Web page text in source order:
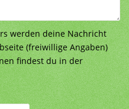
werden deine Nachricht
(freiwillige Angaben)
findest du in der